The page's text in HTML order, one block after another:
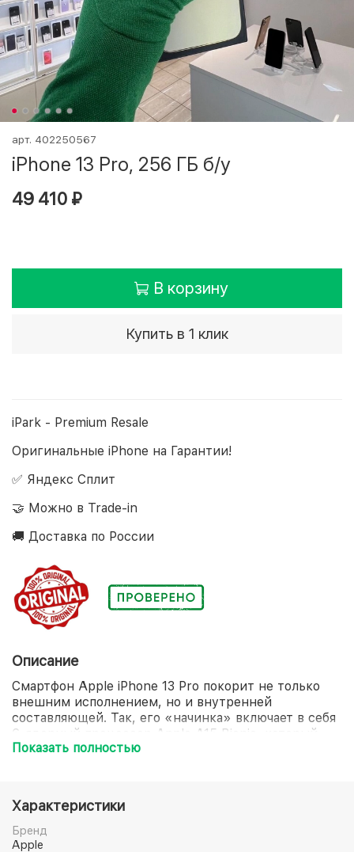
арт. 402250567
iPhone 13 Pro, 256 ГБ б/у
49 410 ₽
В корзину
Купить в 1 клик
iPark - Premium Resale
Оригинальные iPhone на Гарантии!
✅ Яндекс Сплит
🤝 Можно в Trade-in
🚚 Доставка по России
Описание
Смартфон Apple iPhone 13 Pro покорит не только
внешним исполнением, но и внутренней
составляющей. Так, его «начинка» включает в себя
6-ядерный процессор Apple A15 Bionic, который
стоит на страже молниеносной загрузки любого
качество графики, но и устойчивость к
преждевременному образованию повреждений.
Отдельного внимания достойна и система защиты
смартфона Apple iPhone 13 Pro, представленная
Показать полностью
Характеристики
Бренд
Apple